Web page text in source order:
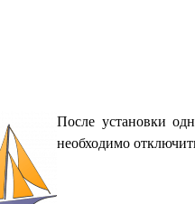
После установки
необходимо